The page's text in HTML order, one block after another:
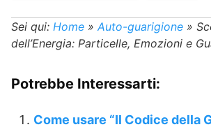
Sei qui: Home » Auto-guarigione »
dell’Energia: Particelle, Emozioni e
Potrebbe Interessarti:
Come usare “Il Codice della